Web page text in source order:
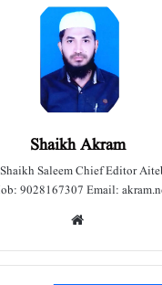
Shaikh Akram
Saleem Chief Editor
9028167307 Email:
e